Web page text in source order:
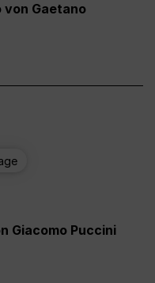
von Gaetano
Giacomo Puccini